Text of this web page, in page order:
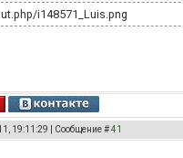
i148571_Luis.png
19:11:29 | Сообщение #41